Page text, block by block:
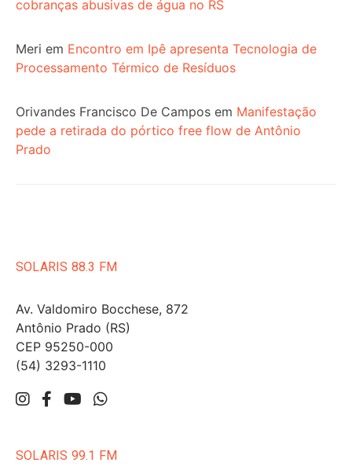
cobranças abusivas de água no RS
Meri em Encontro em Ipê apresenta Tecnologia de
Processamento Térmico de Resíduos
Orivandes Francisco De Campos em Manifestação
pede a retirada do pórtico free flow de Antônio
Prado
SOLARIS 88.3 FM
Av. Valdomiro Bocchese, 872
Antônio Prado (RS)
CEP 95250-000
(54) 3293-1110
SOLARIS 99.1 FM